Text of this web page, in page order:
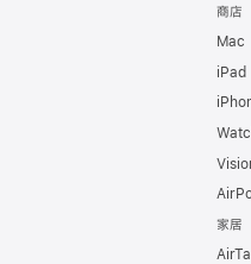
商店
Mac
iPad
家居